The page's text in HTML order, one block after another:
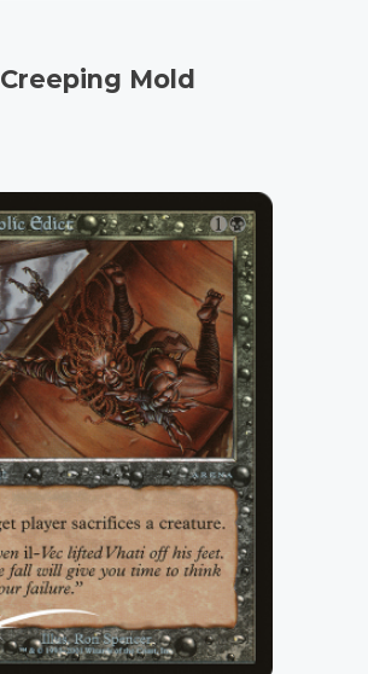
Creeping Mold